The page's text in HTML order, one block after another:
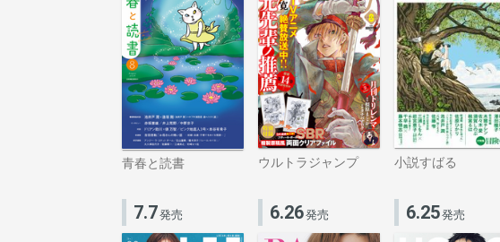
青春と読書 ウルトラジャンプ 小説すばる
7.7発売 6.26発売 6.25発売